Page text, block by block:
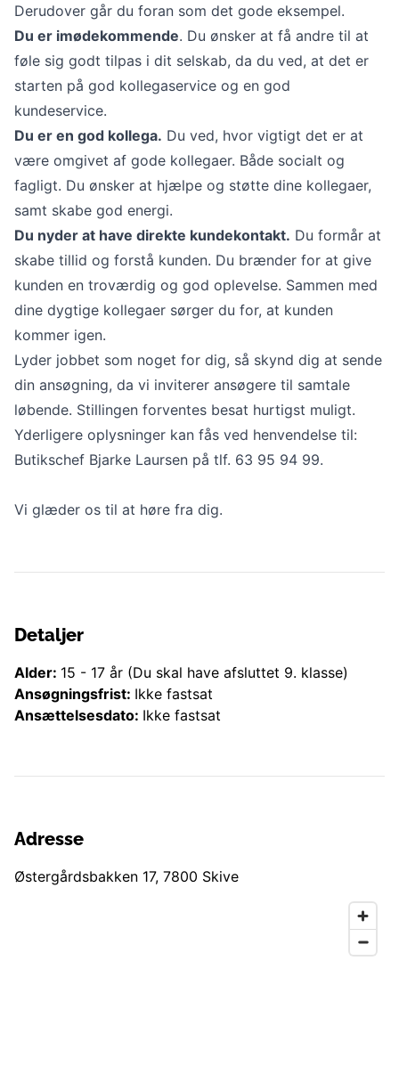
Derudover går du foran som det gode eksempel.
Du er imødekommende. Du ønsker at få andre til at
føle sig godt tilpas i dit selskab, da du ved, at det er
starten på god kollegaservice og en god
kundeservice.
Du er en god kollega. Du ved, hvor vigtigt det er at
være omgivet af gode kollegaer. Både socialt og
fagligt. Du ønsker at hjælpe og støtte dine kollegaer,
samt skabe god energi.
Du nyder at have direkte kundekontakt. Du formår at
skabe tillid og forstå kunden. Du brænder for at give
kunden en troværdig og god oplevelse. Sammen med
dine dygtige kollegaer sørger du for, at kunden
kommer igen.
Lyder jobbet som noget for dig, så skynd dig at sende
din ansøgning, da vi inviterer ansøgere til samtale
løbende. Stillingen forventes besat hurtigst muligt.
Yderligere oplysninger kan fås ved henvendelse til:
Butikschef Bjarke Laursen på tlf. 63 95 94 99.
Vi glæder os til at høre fra dig.
Detaljer
Alder: 15 - 17 år (Du skal have afsluttet 9. klasse)
Ansøgningsfrist: Ikke fastsat
Ansættelsesdato: Ikke fastsat
Adresse
Østergårdsbakken 17, 7800 Skive